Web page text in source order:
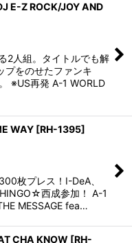
E-Z ROCK/JOY AND
2人組。タイトルでも解
プをのせたファンキ
※US再発 A-1 WORLD
WAY [RH-1395]
枚プレス！I-DeA、
西成参加！ A-1
MESSAGE fea…
CHA KNOW [RH-